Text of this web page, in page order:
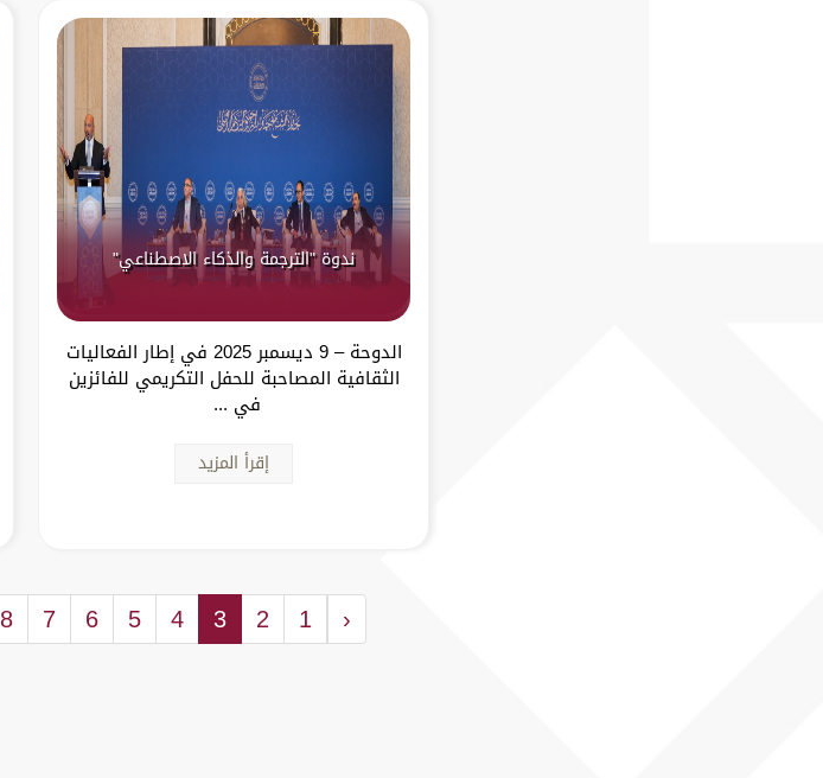
ندوة "الترجمة والذكاء الاصطناعي"
الدوحة – 9 ديسمبر 2025 في إطار الفعاليات
الثقافية المصاحبة للحفل التكريمي للفائزين
في ...
إقرأ المزيد
‹
1
2
3
4
5
6
7
8